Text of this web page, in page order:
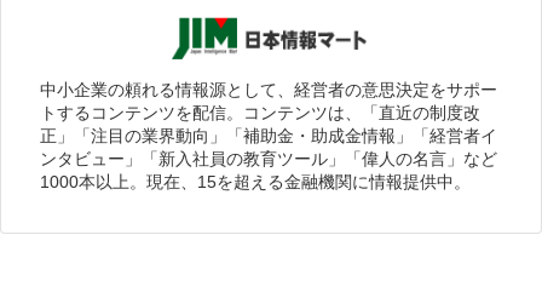
中小企業の頼れる情報源として、経営者の意思決定をサポー
トするコンテンツを配信。コンテンツは、「直近の制度改
正」「注目の業界動向」「補助金・助成金情報」「経営者イ
ンタビュー」「新入社員の教育ツール」「偉人の名言」など
1000本以上。現在、15を超える金融機関に情報提供中。